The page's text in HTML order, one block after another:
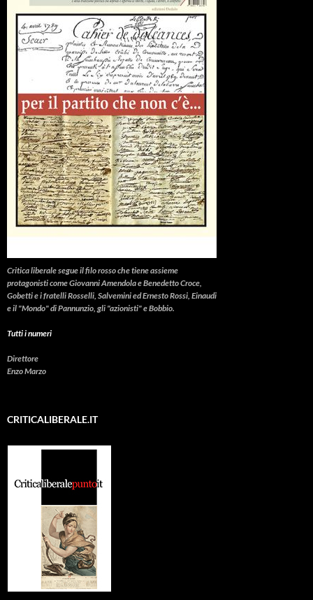
Critica liberalesegue il filo rosso che tiene assieme
protagonisti come Giovanni Amendola e Benedetto Croce,
Gobetti e i fratelli Rosselli, Salvemini ed Ernesto Rossi, Einaudi
e il "Mondo" di Pannunzio, gli "azionisti" e Bobbio.
Tutti i numeri
Direttore
Enzo Marzo
CRITICALIBERALE.IT